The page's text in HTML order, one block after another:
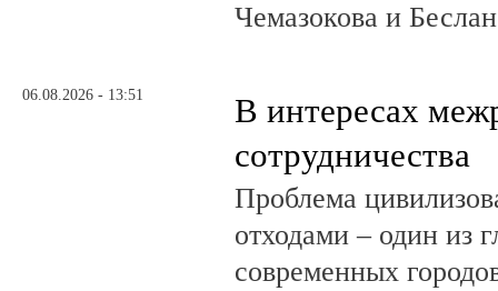
Чемазокова и
06.08.2026 - 13:51
В интересах
сотрудничества
Проблема
отходами – один из
современных